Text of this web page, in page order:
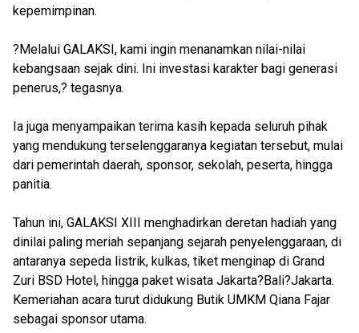
kepemimpinan.
?Melalui GALAKSI, kami ingin menanamkan nilai-nilai
kebangsaan sejak dini. Ini investasi karakter bagi generasi
penerus,? tegasnya.
Ia juga menyampaikan terima kasih kepada seluruh pihak
yang mendukung terselenggaranya kegiatan tersebut, mulai
dari pemerintah daerah, sponsor, sekolah, peserta, hingga
panitia.
Tahun ini, GALAKSI XIII menghadirkan deretan hadiah yang
dinilai paling meriah sepanjang sejarah penyelenggaraan, di
antaranya sepeda listrik, kulkas, tiket menginap di Grand
Zuri BSD Hotel, hingga paket wisata Jakarta?Bali?Jakarta.
Kemeriahan acara turut didukung Butik UMKM Qiana Fajar
sebagai sponsor utama.